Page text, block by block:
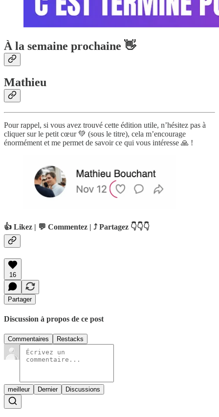
À la semaine prochaine 👋
Mathieu
Pour rappel, si vous avez trouvé cette édition utile, n’hésitez pas à
cliquer sur le petit cœur 💚 (sous le titre), cela m’encourage
énormément et me permet de savoir ce qui vous intéresse 🙏 !
👍 Likez | 💬 Commentez | ⤴️ Partagez 👇👇👇
16
Partager
Discussion à propos de ce post
Commentaires Restacks
meilleur Dernier Discussions